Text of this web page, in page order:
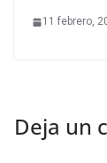
11 febrero,
Deja un